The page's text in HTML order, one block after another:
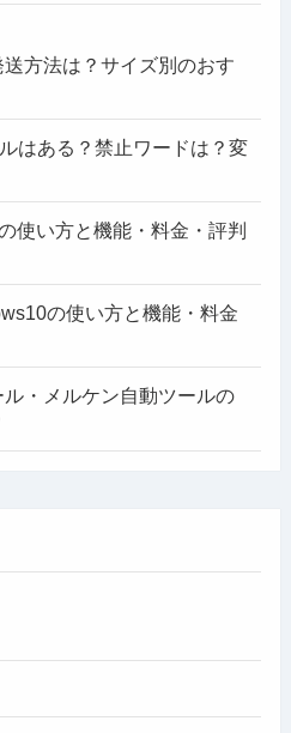
方法は？サイズ別のおす
はある？禁止ワードは？変
使い方と機能・料金・評判
の使い方と機能・料金
・メルケン自動ツールの